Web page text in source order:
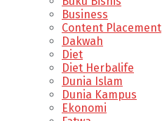
Business
Content Placement
Dakwah
Diet
Diet Herbalife
Dunia Islam
Dunia Kampus
Ekonomi